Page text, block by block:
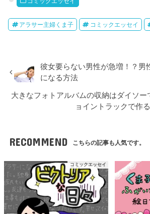
アラサー主婦くま子 コミックエッセイ
彼女要らない男性が急増！？男
になる方法
大きなフォトアルバムの収納はダイソー
ョイントラックで作
RECOMMEND こちらの記事も人気です。
コミックエッセイ